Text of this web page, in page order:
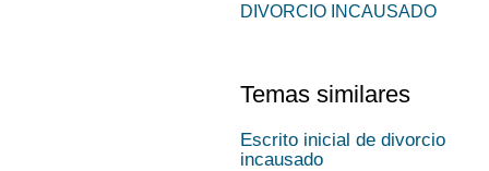
DIVORCIO INCAUSADO
Temas similares
Escrito inicial de divorcio
incausado